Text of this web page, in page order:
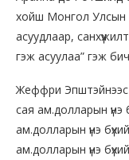
хойш Монгол Улсын
асуудлаар,
гэж асуулаа” гэж
Жеффри Эпштэйнээс
сая ам.долларын үнэ
ам.долларын үнэ
ам.долларын үнэ